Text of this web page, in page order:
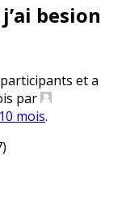
besion
et a
par
mois.